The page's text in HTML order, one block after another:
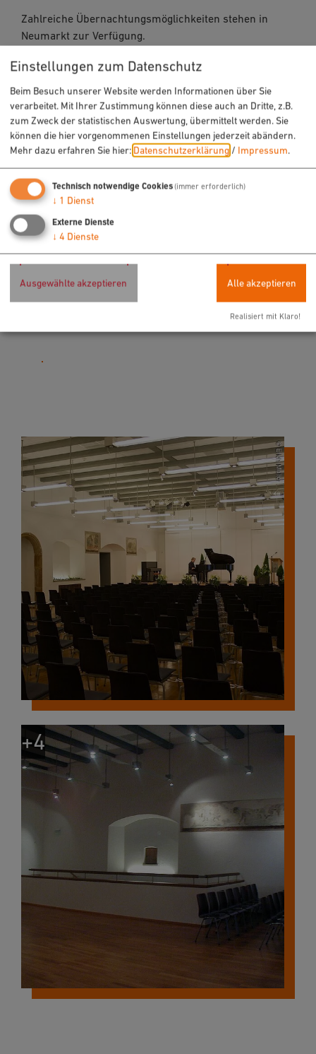
Zahlreiche Übernachtungsmöglichkeiten stehen in
Neumarkt zur Verfügung.
Übernachtung online buchen
Möchten Sie von „OpenStreetMap/Leaflet“
Festsäle der Residenz
Einstellungen zum Datenschutz
Beim Besuch unserer Website werden Informationen über Sie
verarbeitet. Mit Ihrer Zustimmung können diese auch an Dritte, z.B.
zum Zweck der statistischen Auswertung, übermittelt werden. Sie
können die hier vorgenommenen Einstellungen jederzeit abändern.
Mehr dazu erfahren Sie hier:Datenschutzerklärung / Impressum.
Technisch notwendige Cookies(immer erforderlich)
↓ 1 Dienst
Externe Dienste
↓ 4 Dienste
Ausgewählte akzeptieren Alle akzeptieren
Realisiert mit Klaro!